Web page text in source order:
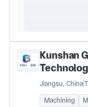
Kunshan
Jiangsu, China
Machining